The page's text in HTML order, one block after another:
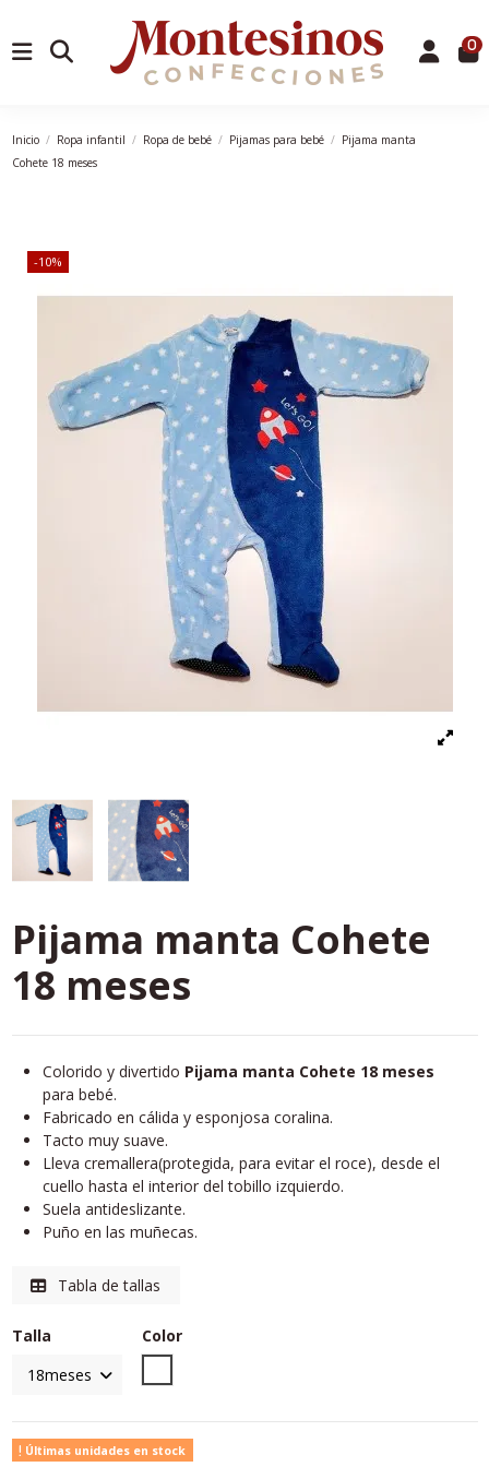
0
Inicio Ropa infantil Ropa de bebé Pijamas para bebé
Pijama manta
Cohete 18 meses
-10%
Pijama manta Cohete
18 meses
Colorido y divertido Pijama manta Cohete 18 meses
para bebé.
Fabricado en cálida y esponjosa coralina.
Tacto muy suave.
Lleva cremallera(protegida, para evitar el roce), desde el
cuello hasta el interior del tobillo izquierdo.
Suela antideslizante.
Puño en las muñecas.
Tabla de tallas
Talla
Color
Últimas unidades en stock